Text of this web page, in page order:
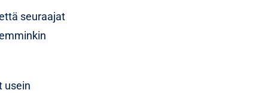
seuraajat
usein